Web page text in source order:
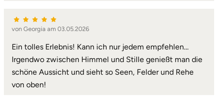
von Georgia am 03.05.2026
Ein tolles Erlebnis! Kann ich nur jedem empfehlen…
Irgendwo zwischen Himmel und Stille genießt man die
schöne Aussicht und sieht so Seen, Felder und Rehe
von oben!